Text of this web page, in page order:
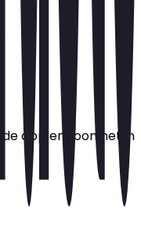
de app en toon het in